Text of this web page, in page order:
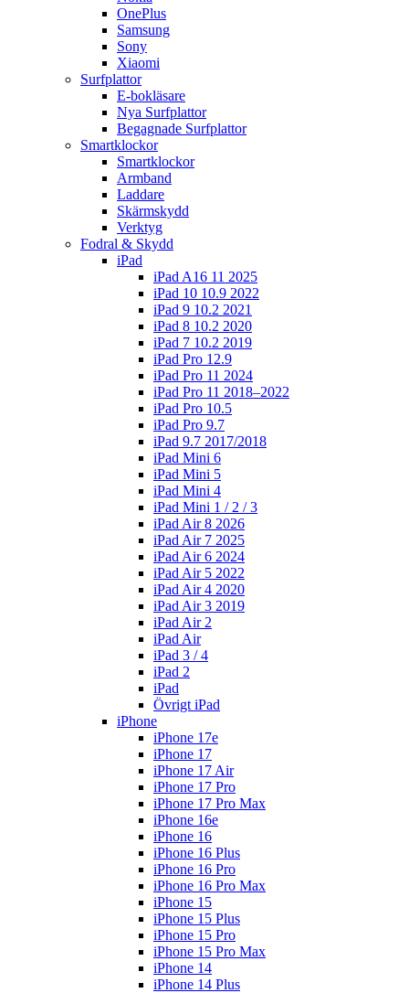
OnePlus
Samsung
Sony
Xiaomi
Surfplattor
E-bokläsare
Nya Surfplattor
Begagnade Surfplattor
Smartklockor
Smartklockor
Armband
Laddare
Skärmskydd
Verktyg
Fodral & Skydd
iPad
iPad A16 11 2025
iPad 10 10.9 2022
iPad 9 10.2 2021
iPad 8 10.2 2020
iPad 7 10.2 2019
iPad Pro 12.9
iPad Pro 11 2024
iPad Pro 11 2018–2022
iPad Pro 10.5
iPad Pro 9.7
iPad 9.7 2017/2018
iPad Mini 6
iPad Mini 5
iPad Mini 4
iPad Mini 1 / 2 / 3
iPad Air 8 2026
iPad Air 7 2025
iPad Air 6 2024
iPad Air 5 2022
iPad Air 4 2020
iPad Air 3 2019
iPad Air 2
iPad Air
iPad 3 / 4
iPad 2
iPad
Övrigt iPad
iPhone
iPhone 17e
iPhone 17
iPhone 17 Air
iPhone 17 Pro
iPhone 17 Pro Max
iPhone 16e
iPhone 16
iPhone 16 Plus
iPhone 16 Pro
iPhone 16 Pro Max
iPhone 15
iPhone 15 Plus
iPhone 15 Pro
iPhone 15 Pro Max
iPhone 14
iPhone 14 Plus